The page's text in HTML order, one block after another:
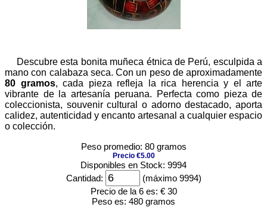
Descubre esta bonita muñeca étnica de Perú, esculpida a
mano con calabaza seca. Con un peso de aproximadamente
80 gramos, cada pieza refleja la rica herencia y el arte
vibrante de la artesanía peruana. Perfecta como pieza de
coleccionista, souvenir cultural o adorno destacado, aporta
calidez, autenticidad y encanto artesanal a cualquier espacio
o colección.
Peso promedio: 80 gramos
Precio €5.00
Disponibles en Stock: 9994
Cantidad:
(máximo 9994)
Precio de la 6 es: € 30
Peso es: 480 gramos